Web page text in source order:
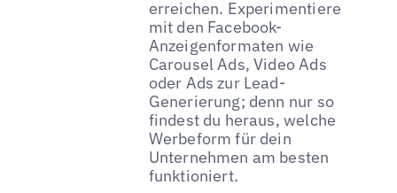
erreichen. Experimentiere
mit den Facebook-
Anzeigenformaten wie
Carousel Ads, Video Ads
oder Ads zur Lead-
Generierung; denn nur so
findest du heraus, welche
Werbeform für dein
Unternehmen am besten
funktioniert.